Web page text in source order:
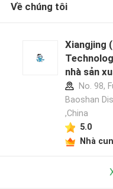
Về chúng tôi
Xiangjing
nhà sản
No. 98,
Baoshan
,China
5.0
Nhà